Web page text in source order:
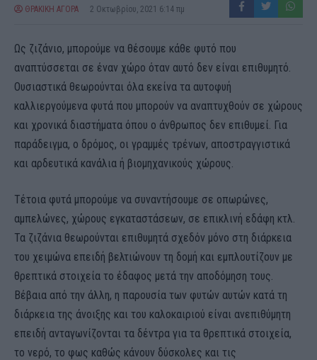
ΘΡΑΚΙΚΗ ΑΓΟΡΑ 2 Οκτωβρίου, 2021 6:14 πμ
Ως ζιζάνιο, μπορούμε να θέσουμε κάθε φυτό που
αναπτύσσεται σε έναν χώρο όταν αυτό δεν είναι επιθυμητό.
Ουσιαστικά θεωρούνται όλα εκείνα τα αυτοφυή
καλλιεργούμενα φυτά που μπορούν να αναπτυχθούν σε χώρους
και χρονικά διαστήματα όπου ο άνθρωπος δεν επιθυμεί. Για
παράδειγμα, ο δρόμος, οι γραμμές τρένων, αποστραγγιστικά
και αρδευτικά κανάλια ή βιομηχανικούς χώρους.
Τέτοια φυτά μπορούμε να συναντήσουμε σε οπωρώνες,
αμπελώνες, χώρους εγκαταστάσεων, σε επικλινή εδάφη κτλ.
Τα ζιζάνια θεωρούνται επιθυμητά σχεδόν μόνο στη διάρκεια
του χειμώνα επειδή βελτιώνουν τη δομή και εμπλουτίζουν με
θρεπτικά στοιχεία το έδαφος μετά την αποδόμηση τους.
Βέβαια από την άλλη, η παρουσία των φυτών αυτών κατά τη
διάρκεια της άνοιξης και του καλοκαιριού είναι ανεπιθύμητη
επειδή ανταγωνίζονται τα δέντρα για τα θρεπτικά στοιχεία,
το νερό, το φως καθώς κάνουν δύσκολες και τις